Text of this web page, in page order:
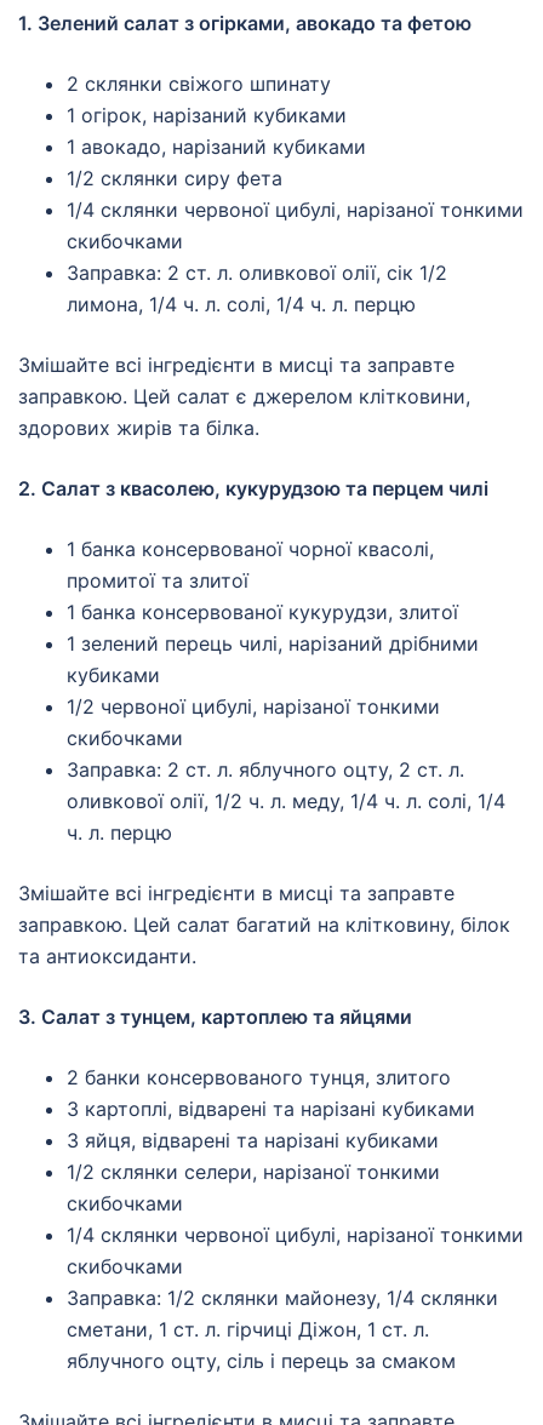
1. Зелений салат з огірками, авокадо та фетою
2 склянки свіжого шпинату
1 огірок, нарізаний кубиками
1 авокадо, нарізаний кубиками
1/2 склянки сиру фета
1/4 склянки червоної цибулі, нарізаної тонкими
скибочками
Заправка: 2 ст. л. оливкової олії, сік 1/2
лимона, 1/4 ч. л. солі, 1/4 ч. л. перцю
Змішайте всі інгредієнти в мисці та заправте
заправкою. Цей салат є джерелом клітковини,
здорових жирів та білка.
2. Салат з квасолею, кукурудзою та перцем чилі
1 банка консервованої чорної квасолі,
промитої та злитої
1 банка консервованої кукурудзи, злитої
1 зелений перець чилі, нарізаний дрібними
кубиками
1/2 червоної цибулі, нарізаної тонкими
скибочками
Заправка: 2 ст. л. яблучного оцту, 2 ст. л.
оливкової олії, 1/2 ч. л. меду, 1/4 ч. л. солі, 1/4
ч. л. перцю
Змішайте всі інгредієнти в мисці та заправте
заправкою. Цей салат багатий на клітковину, білок
та антиоксиданти.
3. Салат з тунцем, картоплею та яйцями
2 банки консервованого тунця, злитого
3 картоплі, відварені та нарізані кубиками
3 яйця, відварені та нарізані кубиками
1/2 склянки селери, нарізаної тонкими
скибочками
1/4 склянки червоної цибулі, нарізаної тонкими
скибочками
Заправка: 1/2 склянки майонезу, 1/4 склянки
сметани, 1 ст. л. гірчиці Діжон, 1 ст. л.
яблучного оцту, сіль і перець за смаком